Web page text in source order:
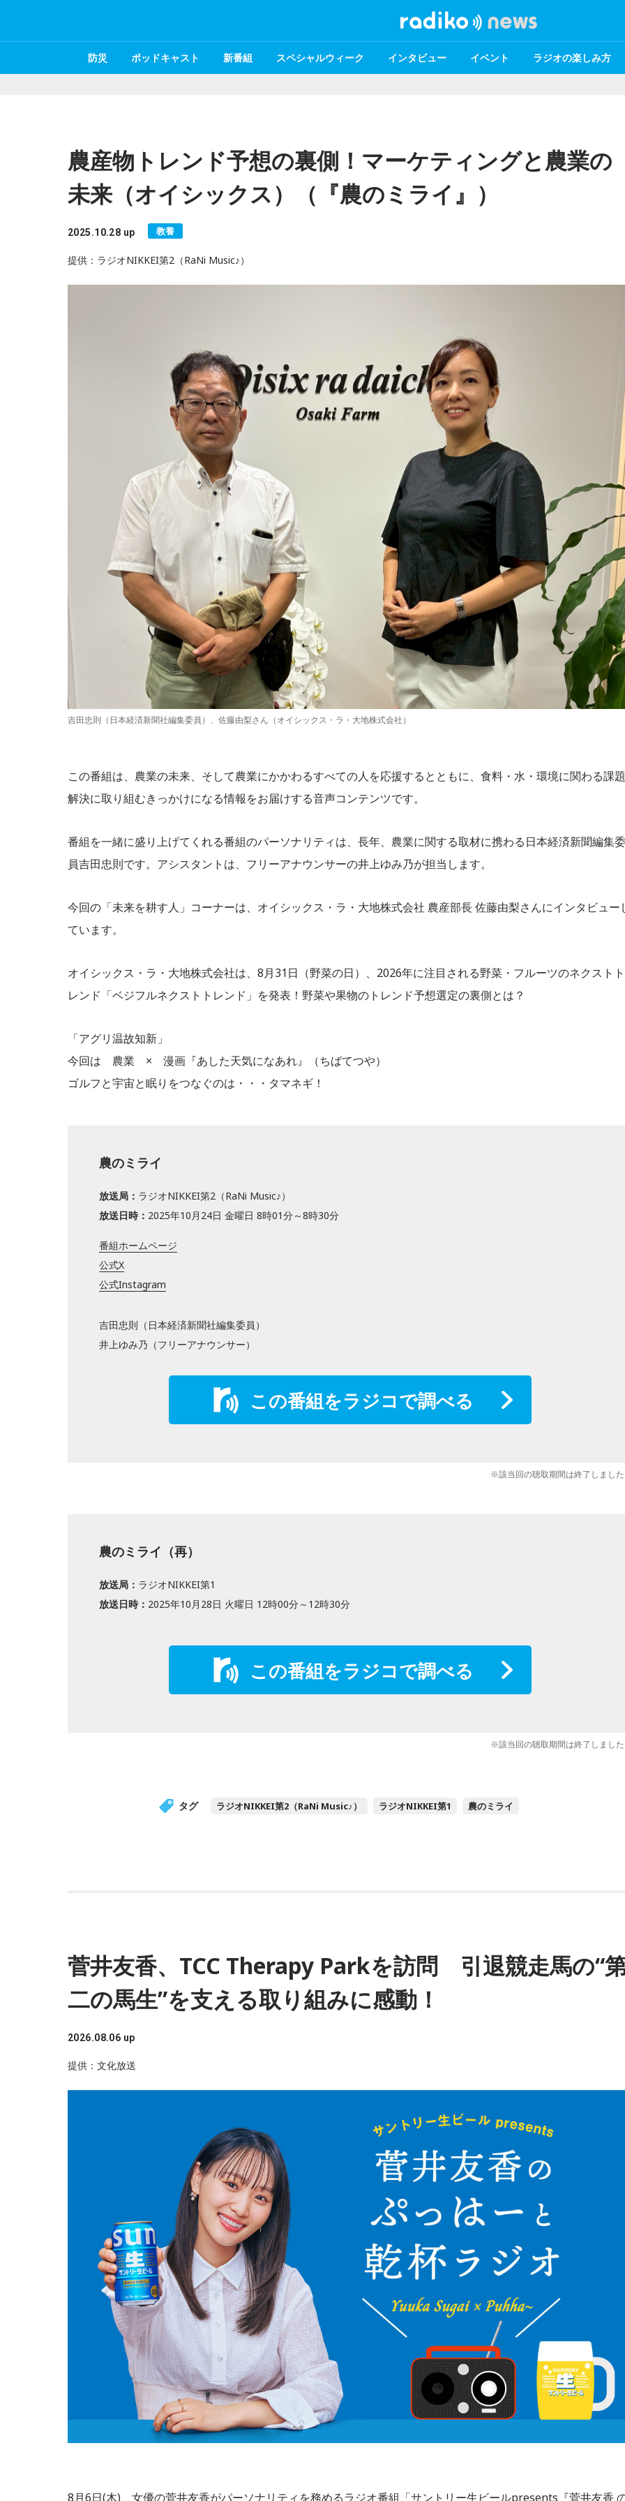
防災 ポッドキャスト 新番組 スペシャルウィーク インタビュー イベント ラジオの楽しみ方
農産物トレンド予想の裏側！マーケティングと農業の
未来（オイシックス）（『農のミライ』）
2025.10.28 up 教養
提供：ラジオNIKKEI第2（RaNi Music♪）
吉田忠則（日本経済新聞社編集委員）、佐藤由梨さん（オイシックス・ラ・大地株式会社）
この番組は、農業の未来、そして農業にかかわるすべての人を応援するとともに、食料・水・環境に関わる課題
解決に取り組むきっかけになる情報をお届けする音声コンテンツです。
番組を一緒に盛り上げてくれる番組のパーソナリティは、長年、農業に関する取材に携わる日本経済新聞編集委
員吉田忠則です。アシスタントは、フリーアナウンサーの井上ゆみ乃が担当します。
今回の「未来を耕す人」コーナーは、オイシックス・ラ・大地株式会社 農産部長 佐藤由梨さんにインタビュー
ています。
オイシックス・ラ・大地株式会社は、8月31日（野菜の日）、2026年に注目される野菜・フルーツのネクストト
レンド「ベジフルネクストトレンド」を発表！野菜や果物のトレンド予想選定の裏側とは？
「アグリ温故知新」
今回は 農業 × 漫画『あした天気になあれ』（ちばてつや）
ゴルフと宇宙と眠りをつなぐのは・・・タマネギ！
農のミライ
放送局： ラジオNIKKEI第2（RaNi Music♪）
放送日時： 2025年10月24日 金曜日 8時01分～8時30分
番組ホームページ
公式X
公式Instagram
吉田忠則（日本経済新聞社編集委員）
井上ゆみ乃（フリーアナウンサー）
この番組をラジコで調べる
※該当回の聴取期間は終了しまし
農のミライ（再）
放送局： ラジオNIKKEI第1
放送日時： 2025年10月28日 火曜日 12時00分～12時30分
この番組をラジコで調べる
※該当回の聴取期間は終了しまし
タグ ラジオNIKKEI第2（RaNi Music♪） ラジオNIKKEI第1 農のミライ
菅井友香、TCC Therapy Parkを訪問 引退競走馬の“
二の馬生”を支える取り組みに感動！
2026.08.06 up
提供：文化放送
8月6日(木)、女優の菅井友香がパーソナリティを務めるラジオ番組「サントリー生ビールpresents『菅井友香